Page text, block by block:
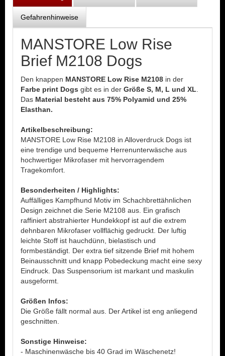
Gefahrenhinweise
MANSTORE Low Rise
Brief M2108 Dogs
Den knappen MANSTORE Low Rise M2108 in der
Farbe print Dogs gibt es in der Größe S, M, L und XL
Das Material besteht aus 75% Polyamid und 25%
Elasthan.
Artikelbeschreibung:
MANSTORE Low Rise M2108 in Alloverdruck Dogs ist
eine trendige und bequeme Herrenunterwäsche aus
hochwertiger Mikrofaser mit hervorragendem
Tragekomfort.
Besonderheiten / Highlights:
Auffälliges Kampfhund Motiv im Schachbrettähnlichen
Design zeichnet die Serie M2108 aus. Ein grafisch
raffiniert abstrahierter Hundekkopf ist auf die extrem
dehnbaren Mikrofaser vollflächig gedruckt. Der luftig
leichte Stoff ist hauchdünn, bielastisch und
formbeständigt. Der extra tief sitzende Brief mit hohem
Beinausschnitt und knapp Pobedeckung macht eine sexy
Eindruck. Das Suspensorium ist markant und maskulin
ausgeformt.
Größen Infos:
Die Größe fällt normal aus. Der Artikel ist eng anliegend
geschnitten.
Sonstige Hinweise:
- Maschinenwäsche bis 40 Grad im Wäschenetz!